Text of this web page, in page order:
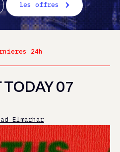
les offres
24h
07
Elmarhar